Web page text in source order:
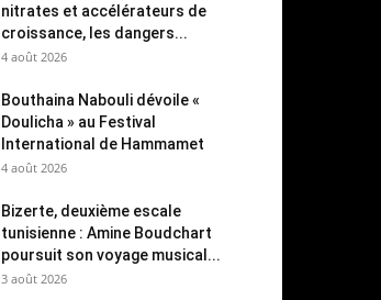
nitrates et accélérateurs de
croissance, les dangers...
4 août 2026
Bouthaina Nabouli dévoile «
Doulicha » au Festival
International de Hammamet
4 août 2026
Bizerte, deuxième escale
tunisienne : Amine Boudchart
poursuit son voyage musical...
3 août 2026